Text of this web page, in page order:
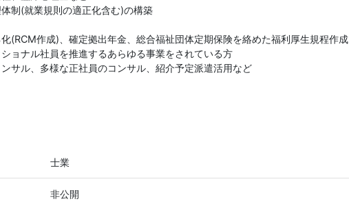
制(就業規則の適正化含む)の構築
(RCM作成)、確定拠出年金、総合福祉団体定期保険を絡めた福利厚生規程作成
ショナル社員を推進するあらゆる事業をされている方
サル、多様な正社員のコンサル、紹介予定派遣活用など
士業
非公開